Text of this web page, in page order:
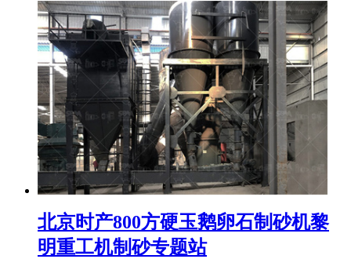
北京时产800方硬玉鹅卵石制砂机黎
明重工机制砂专题站